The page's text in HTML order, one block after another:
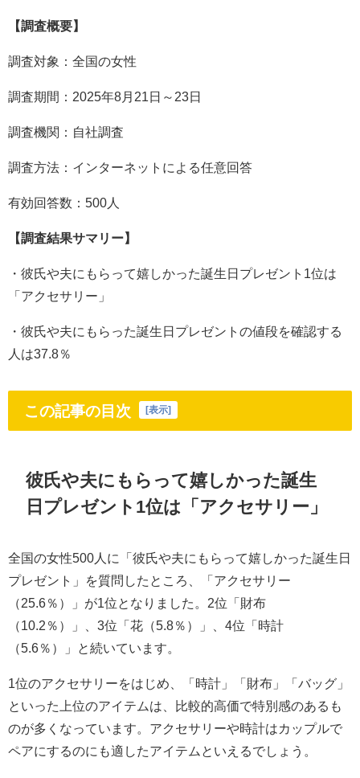
【調査概要】
調査対象：全国の女性
調査期間：2025年8月21日～23日
調査機関：自社調査
調査方法：インターネットによる任意回答
有効回答数：500人
【調査結果サマリー】
・彼氏や夫にもらって嬉しかった誕生日プレゼント1位は
「アクセサリー」
・彼氏や夫にもらった誕生日プレゼントの値段を確認する
人は37.8％
この記事の目次 [表示]
彼氏や夫にもらって嬉しかった誕生
日プレゼント1位は「アクセサリー」
全国の女性500人に「彼氏や夫にもらって嬉しかった誕生日
プレゼント」を質問したところ、「アクセサリー
（25.6％）」が1位となりました。2位「財布
（10.2％）」、3位「花（5.8％）」、4位「時計
（5.6％）」と続いています。
1位のアクセサリーをはじめ、「時計」「財布」「バッグ」
といった上位のアイテムは、比較的高価で特別感のあるも
のが多くなっています。アクセサリーや時計はカップルで
ペアにするのにも適したアイテムといえるでしょう。